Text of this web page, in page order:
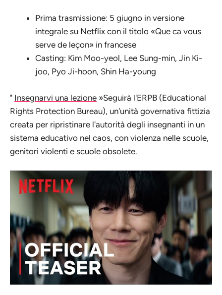
Prima trasmissione: 5 giugno in versione
integrale su Netflix con il titolo «Que ca vous
serve de leçon» in francese
Casting: Kim Moo-yeol, Lee Sung-min, Jin Ki-
joo, Pyo Ji-hoon, Shin Ha-young
" Insegnarvi una lezione »Seguirà l'ERPB (Educational
Rights Protection Bureau), un'unità governativa fittizia
creata per ripristinare l'autorità degli insegnanti in un
sistema educativo nel caos, con violenza nelle scuole,
genitori violenti e scuole obsolete.